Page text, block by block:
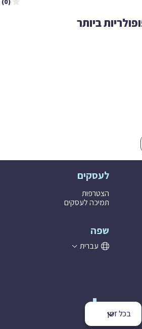
(0)
בכל זמן
ביותר
לעסקים
הצטרפות
תמיכה לעסקים
שפה
עברית